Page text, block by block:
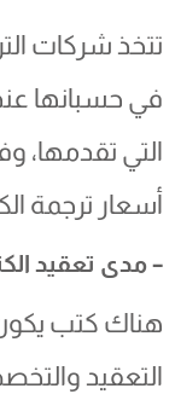
تتخذ شركات
في حسبانها
التي تقدمها،
أسعار ترجمة
– مدى تعقيد
هناك كتب
التعقيد